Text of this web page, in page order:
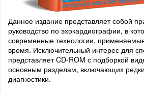
Данное издание представляет собой
руководство по эхокардиографии, в
современные технологии,
время. Исключительный интерес для
представляет CD-ROM с подборкой
основным разделам, включающих
диагностики.